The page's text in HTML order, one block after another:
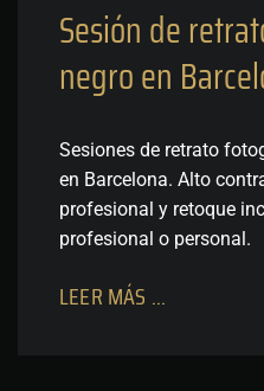
Sesión de
negro en
Sesiones de retrato
en Barcelona. Alto
profesional y retoque
profesional o personal.
LEER MÁS ...